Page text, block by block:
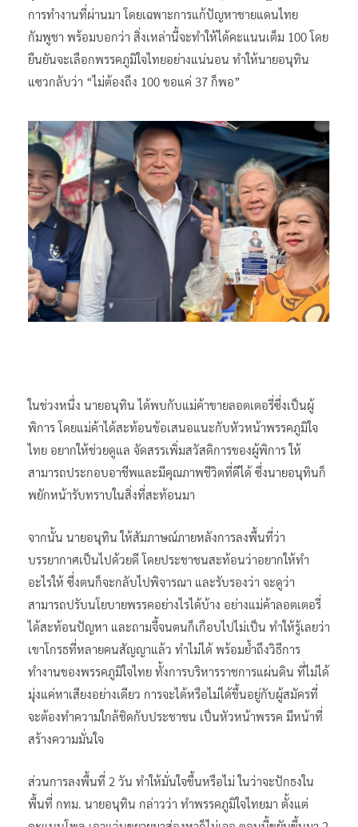
การทำงานที่ผ่านมา โดยเฉพาะการแก้ปัญหาชายแดนไทย
กัมพูชา พร้อมบอกว่า สิ่งเหล่านี้จะทำให้ได้คะแนนเต็ม 100 โดย
ยืนยันจะเลือกพรรคภูมิใจไทยอย่างแน่นอน ทำให้นายอนุทิน
แซวกลับว่า “ไม่ต้องถึง 100 ขอแค่ 37 ก็พอ”
ในช่วงหนึ่ง นายอนุทิน ได้พบกับแม่ค้าขายลอตเตอรี่ซึ่งเป็นผู้
พิการ โดยแม่ค้าได้สะท้อนข้อเสนอแนะกับหัวหน้าพรรคภูมิใจ
ไทย อยากให้ช่วยดูแล จัดสรรเพิ่มสวัสดิการของผู้พิการ ให้
สามารถประกอบอาชีพและมีคุณภาพชีวิตที่ดีได้ ซึ่งนายอนุทินก็
พยักหน้ารับทราบในสิ่งที่สะท้อนมา
จากนั้น นายอนุทิน ให้สัมภาษณ์ภายหลังการลงพื้นที่ว่า
บรรยากาศเป็นไปด้วยดี​ โดยประชาชนสะท้อนว่าอยากให้ทำ
อะไรให้ ซึ่งตนก็จะกลับไปพิจารณา และรับรองว่า​ จะดูว่า
สามารถปรับนโยบายพรรคอย่างไรได้บ้าง อย่างแม่ค้าลอตเตอรี่
ได้สะท้อนปัญหา​ และถามจี้จนตนก็เกือบไปไม่เป็น ทำให้รู้เลยว่า
เขาโกรธที่หลายคนสัญญาแล้ว​ ทำไม่ได้​ พร้อมย้ำถึงวิธีการ
ทำงานของพรรคภูมิใจไทย ทั้งการบริหารราชการแผ่นดิน​ ที่ไม่ได้
มุ่งแค่หาเสียงอย่างเดียว​ การจะได้หรือไม่ได้ขึ้นอยู่กับผู้สมัครที่
จะต้องทำความใกล้ชิดกับประชาชน​ เป็นหัวหน้าพรรค มีหน้าที่
สร้างความมั่นใจ​
ส่วนการลงพื้นที่ 2 วัน​ ทำให้มั่นใจขึ้นหรือไม่​ ในว่าจะปักธงใน
พื้นที่ กทม.​ นายอนุทิน ​กล่าวว่า​ ทำพรรคภูมิใจไทยมา ตั้งแต่